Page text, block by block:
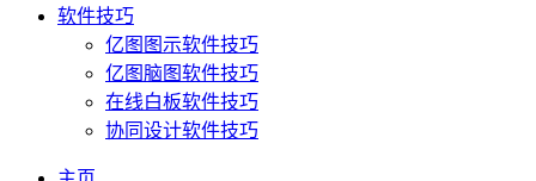
软件技巧
亿图图示软件技巧
亿图脑图软件技巧
在线白板软件技巧
协同设计软件技巧